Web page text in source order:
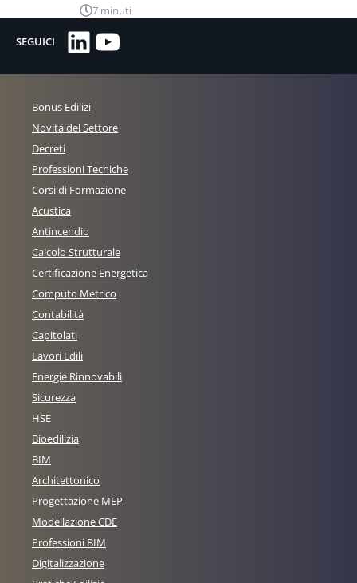
7 minuti
SEGUICI LinkedIn
YouTube
Bonus Edilizi
Novità del Settore
Decreti
Professioni Tecniche
Corsi di Formazione
Acustica
Antincendio
Calcolo Strutturale
Certificazione Energetica
Computo Metrico
Contabilità
Capitolati
Lavori Edili
Energie Rinnovabili
Sicurezza
HSE
Bioedilizia
BIM
Architettonico
Progettazione MEP
Modellazione CDE
Professioni BIM
Digitalizzazione